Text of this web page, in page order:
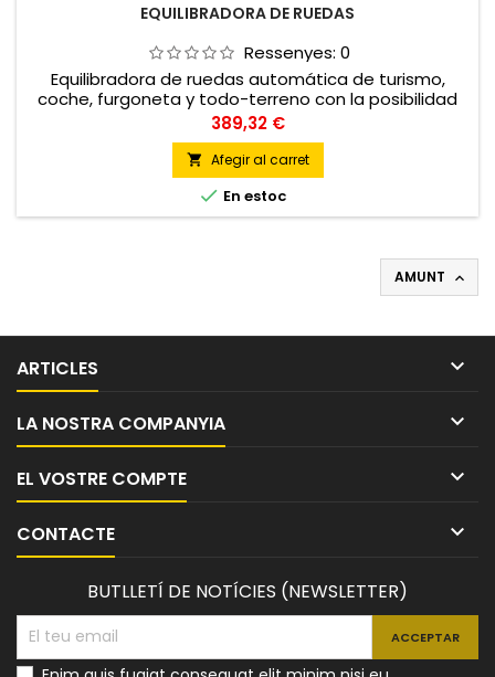
EQUILIBRADORA DE RUEDAS
Ressenyes: 0
Equilibradora de ruedas automática de turismo,
coche, furgoneta y todo-terreno con la posibilidad
de equilibrar ruedas de moto
Preu
389,32 €
 Afegir al carret
 En estoc
AMUNT 
ARTICLES 
LA NOSTRA COMPANYIA 
EL VOSTRE COMPTE 
CONTACTE 
BUTLLETÍ DE NOTÍCIES (NEWSLETTER)